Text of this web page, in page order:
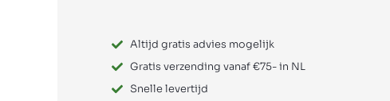
Altijd gratis advies mogelijk
Gratis verzending vanaf €75- in NL
Snelle levertijd